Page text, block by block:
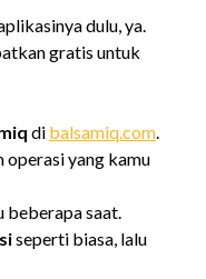
dulu, ya.
gratis untuk
di balsamiq.com.
operasi yang kamu
beberapa saat.
seperti biasa, lalu